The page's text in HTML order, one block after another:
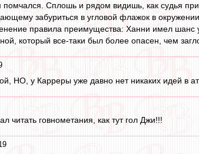
помчался. Сплошь и рядом видишь, как судья
забуриться в угловой флажок в
правила преимущества: Ханни имел шанс
который все-таки был более опасен, чем
НО, у Карреры уже давно нет никаких идей в
читать говнометания, как тут гол Джи!!!